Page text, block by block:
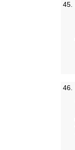
45.
46.